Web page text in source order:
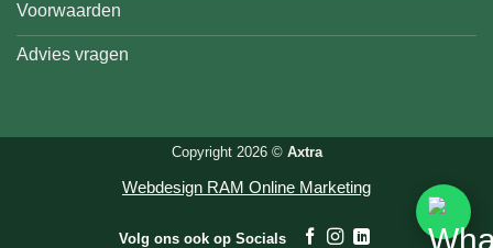
Voorwaarden
Advies vragen
Copyright 2026 © Axtra
Webdesign RAM Online Marketing
Volg ons ook op Socials